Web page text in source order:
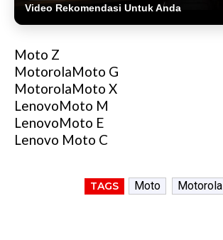
Video Rekomendasi Untuk Anda
Moto Z
MotorolaMoto G
MotorolaMoto X
LenovoMoto M
LenovoMoto E
Lenovo Moto C
TAGS Moto Motorola